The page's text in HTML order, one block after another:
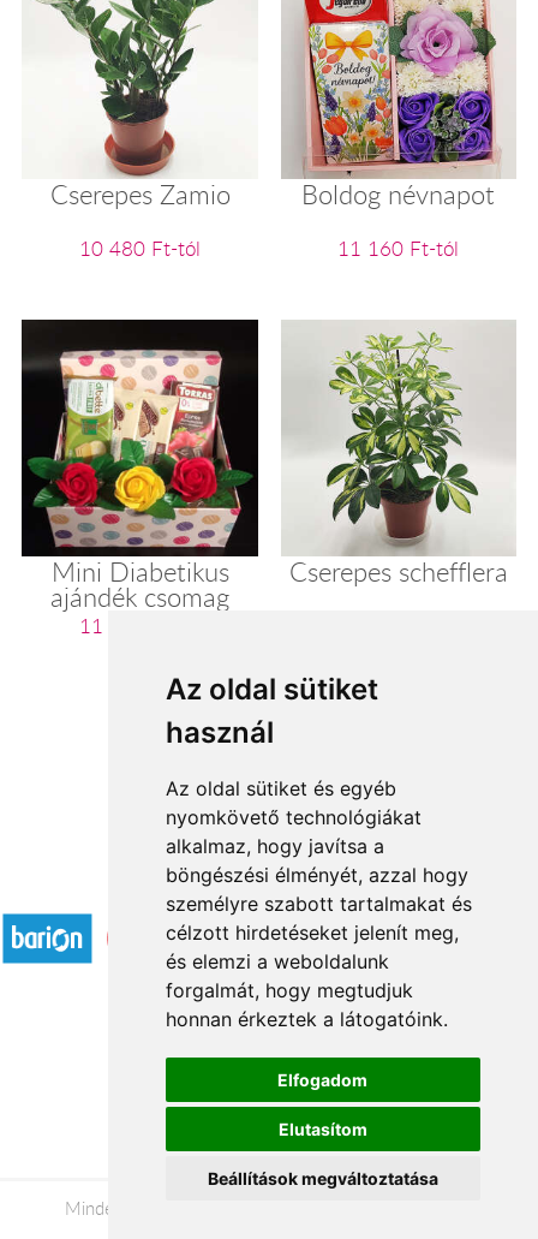
Az oldal sütiket
használ
Az oldal sütiket és egyéb
nyomkövető technológiákat
alkalmaz, hogy javítsa a
böngészési élményét, azzal hogy
személyre szabott tartalmakat és
célzott hirdetéseket jelenít meg,
és elemzi a weboldalunk
forgalmát, hogy megtudjuk
honnan érkeztek a látogatóink.
Elfogadom
Elutasítom
Beállítások megváltoztatása
Cserepes Zamio
10 480 Ft-tól
Boldog névnapot
11 160 Ft-tól
Mini Diabetikus
ajándék csomag
11 200 Ft-tól
Cserepes schefflera
2 3 ...
Elfogadott fizetési módok
Á.SZ.F.
Impresszum
Adatkezelési tájékoztató
Minden jog fenntartva © 2026 |